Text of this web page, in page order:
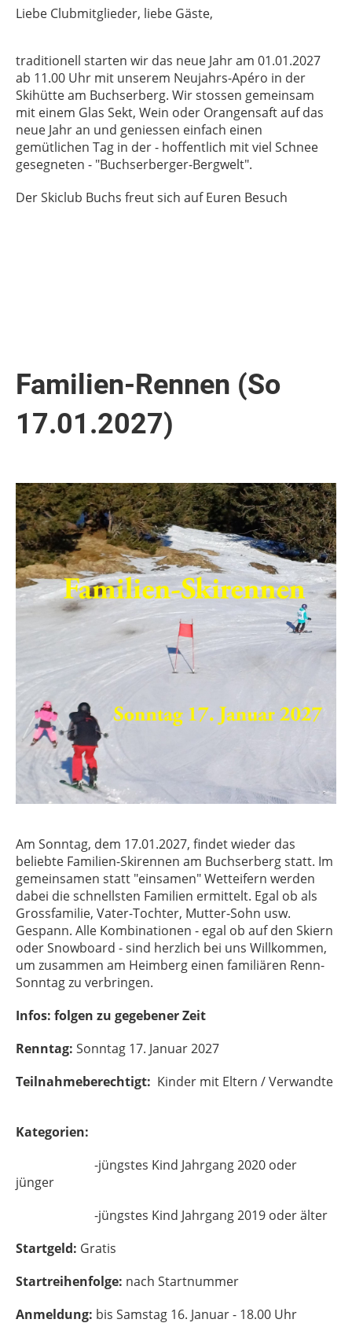
Liebe Clubmitglieder, liebe Gäste,
traditionell starten wir das neue Jahr am 01.01.2027
ab 11.00 Uhr mit unserem Neujahrs-Apéro in der
Skihütte am Buchserberg. Wir stossen gemeinsam
mit einem Glas Sekt, Wein oder Orangensaft auf das
neue Jahr an und geniessen einfach einen
gemütlichen Tag in der - hoffentlich mit viel Schnee
gesegneten - "Buchserberger-Bergwelt".
Der Skiclub Buchs freut sich auf Euren Besuch
Familien-Rennen (So
17.01.2027)
Am Sonntag, dem 17.01.2027, findet wieder das
beliebte Familien-Skirennen am Buchserberg statt. Im
gemeinsamen statt "einsamen" Wetteifern werden
dabei die schnellsten Familien ermittelt. Egal ob als
Grossfamilie, Vater-Tochter, Mutter-Sohn usw.
Gespann. Alle Kombinationen - egal ob auf den Skiern
oder Snowboard - sind herzlich bei uns Willkommen,
um zusammen am Heimberg einen familiären Renn-
Sonntag zu verbringen.
Infos: folgen zu gegebener Zeit
Renntag: Sonntag 17. Januar 2027
Teilnahmeberechtigt: Kinder mit Eltern / Verwandte
Kategorien:
-jüngstes Kind Jahrgang 2020 oder
jünger
-jüngstes Kind Jahrgang 2019 oder älter
Startgeld: Gratis
Startreihenfolge: nach Startnummer
Anmeldung: bis Samstag 16. Januar - 18.00 Uhr